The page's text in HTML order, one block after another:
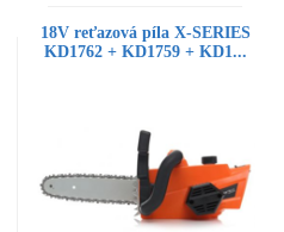
18V reťazová píla X-SERIES
KD1762 + KD1759 + KD1...